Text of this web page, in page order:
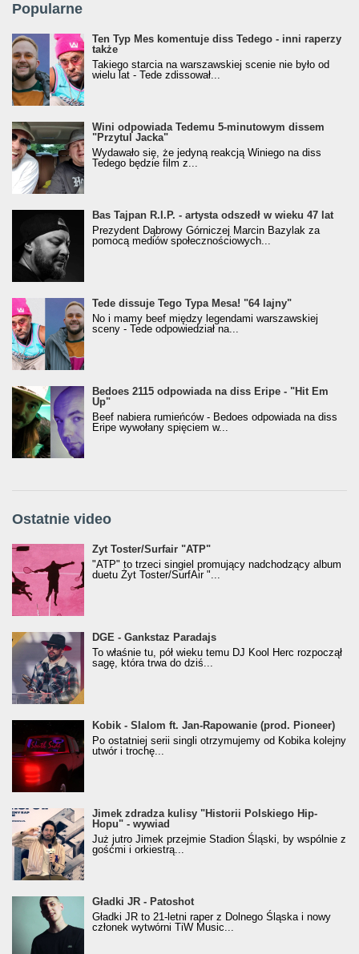
Popularne
Ten Typ Mes komentuje diss Tedego - inni raperzy
także
Takiego starcia na warszawskiej scenie nie było od
wielu lat - Tede zdissował...
Wini odpowiada Tedemu 5-minutowym dissem
"Przytul Jacka"
Wydawało się, że jedyną reakcją Winiego na diss
Tedego będzie film z...
Bas Tajpan R.I.P. - artysta odszedł w wieku 47 lat
Prezydent Dąbrowy Górniczej Marcin Bazylak za
pomocą mediów społecznościowych...
Tede dissuje Tego Typa Mesa! "64 lajny"
No i mamy beef między legendami warszawskiej
sceny - Tede odpowiedział na...
Bedoes 2115 odpowiada na diss Eripe - "Hit Em
Up"
Beef nabiera rumieńców - Bedoes odpowiada na diss
Eripe wywołany spięciem w...
Ostatnie video
Żyt Toster/SurfAir - ATP VIDEO
Żyt Toster/Surfair "ATP"
"ATP" to trzeci singiel promujący nadchodzący album
duetu Żyt Toster/SurfAir "...
donGURALesko z nagrodą za
Klasyczny/Trueschoolowy Album Roku
(Popkillery 2023)
DGE - Gankstaz Paradajs
To właśnie tu, pół wieku temu DJ Kool Herc rozpoczął
sagę, która trwa do dziś...
Kobik - Slalom ft. Jan-Rapowanie (prod. Pioneer)
[Official Music Visualiser]
Kobik - Slalom ft. Jan-Rapowanie (prod. Pioneer)
Po ostatniej serii singli otrzymujemy od Kobika kolejny
utwór i trochę...
Jimek zdradza kulisy "Historii Polskiego Hip-
Hopu" - wywiad
Jimek zdradza kulisy "Historii Polskiego Hip-
Hopu" - wywiad
Już jutro Jimek przejmie Stadion Śląski, by wspólnie z
gośćmi i orkiestrą...
Gładki JR - Patoshot
Gładki JR - Patoshot
Gładki JR to 21-letni raper z Dolnego Śląska i nowy
członek wytwórni TiW Music...